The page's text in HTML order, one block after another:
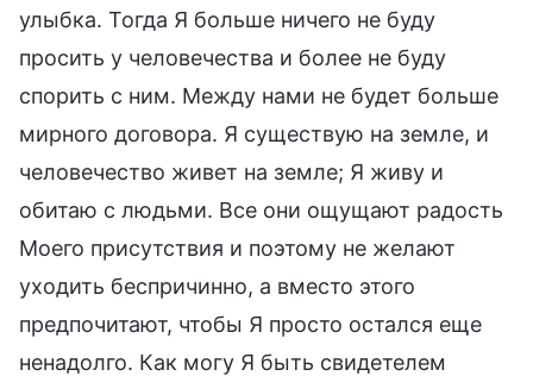
улыбка. Тогда Я больше ничего не буду
просить у человечества и более не буду
спорить с ним. Между нами не будет больше
мирного договора. Я существую на земле, и
человечество живет на земле; Я живу и
обитаю с людьми. Все они ощущают радость
Моего присутствия и поэтому не желают
уходить беспричинно, а вместо этого
предпочитают, чтобы Я просто остался еще
ненадолго. Как могу Я быть свидетелем